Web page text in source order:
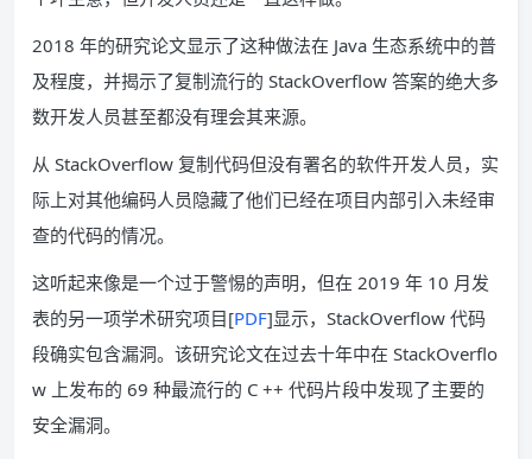
2018 年的研究论文显示了这种做法在 Java 生态系统中的普
及程度，并揭示了复制流行的 StackOverflow 答案的绝大多
数开发人员甚至都没有理会其来源。
从 StackOverflow 复制代码但没有署名的软件开发人员，实
际上对其他编码人员隐藏了他们已经在项目内部引入未经审
查的代码的情况。
这听起来像是一个过于警惕的声明，但在 2019 年 10 月发
表的另一项学术研究项目[PDF]显示，StackOverflow 代码
段确实包含漏洞。该研究论文在过去十年中在 StackOverflo
w 上发布的 69 种最流行的 C ++ 代码片段中发现了主要的
安全漏洞。